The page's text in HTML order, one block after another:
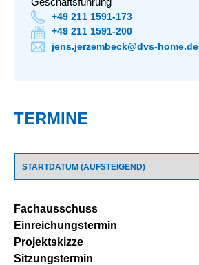
+49 211 1591-173
+49 211 1591-200
jens.jerzembeck@dvs-home.de
TERMINE
Fachausschuss
Einreichungstermin
Projektskizze
Sitzungstermin